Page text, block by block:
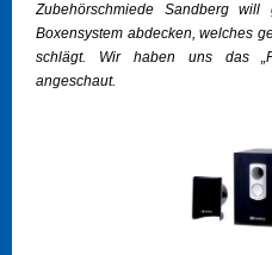
Zubehörschmiede Sandberg
Boxensystem abdecken, welches
schlägt. Wir haben uns das
angeschaut.